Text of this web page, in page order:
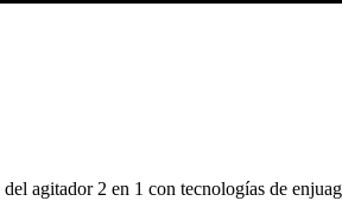
2 en 1 con tecnologías de